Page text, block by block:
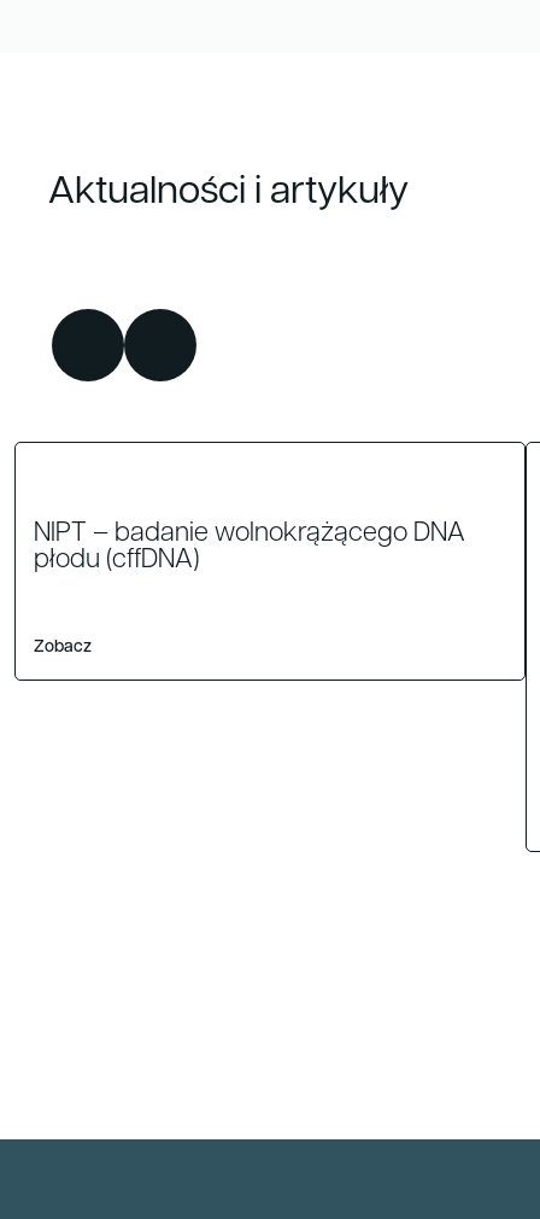
Aktualności i artykuły
NIPT – badanie wolnokrążącego DNA
płodu (cffDNA)
Zobacz